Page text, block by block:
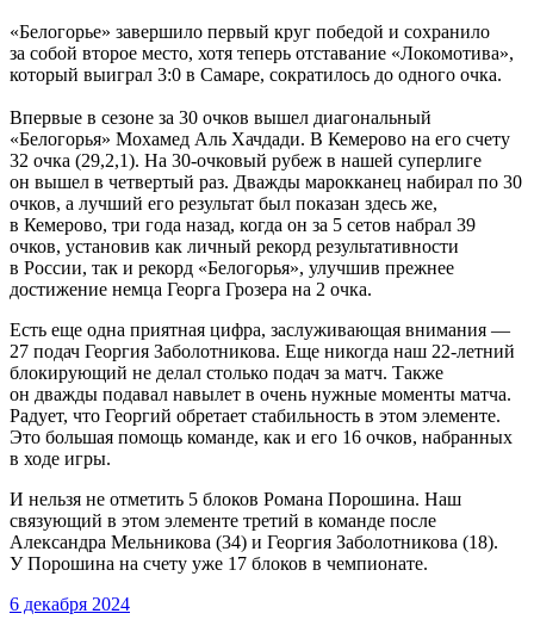
«Белогорье» завершило первый круг победой и сохранило
за собой второе место, хотя теперь отставание «Локомотива»,
который выиграл 3:0 в Самаре, сократилось до одного очка.
Впервые в сезоне за 30 очков вышел диагональный
«Белогорья» Мохамед Аль Хачдади. В Кемерово на его счету
32 очка (29,2,1). На 30-очковый рубеж в нашей суперлиге
он вышел в четвертый раз. Дважды марокканец набирал по 30
очков, а лучший его результат был показан здесь же,
в Кемерово, три года назад, когда он за 5 сетов набрал 39
очков, установив как личный рекорд результативности
в России, так и рекорд «Белогорья», улучшив прежнее
достижение немца Георга Грозера на 2 очка.
Есть еще одна приятная цифра, заслуживающая внимания —
27 подач Георгия Заболотникова. Еще никогда наш 22-летний
блокирующий не делал столько подач за матч. Также
он дважды подавал навылет в очень нужные моменты матча.
Радует, что Георгий обретает стабильность в этом элементе.
Это большая помощь команде, как и его 16 очков, набранных
в ходе игры.
И нельзя не отметить 5 блоков Романа Порошина. Наш
связующий в этом элементе третий в команде после
Александра Мельникова (34) и Георгия Заболотникова (18).
У Порошина на счету уже 17 блоков в чемпионате.
6 декабря 2024